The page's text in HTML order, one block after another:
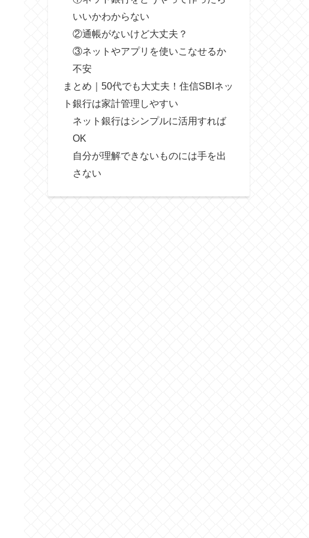
いいかわからない
②通帳がないけど大丈夫？
③ネットやアプリを使いこなせるか
不安
まとめ｜50代でも大丈夫！住信SBIネッ
ト銀行は家計管理しやすい
ネット銀行はシンプルに活用すれば
OK
自分が理解できないものには手を出
さない